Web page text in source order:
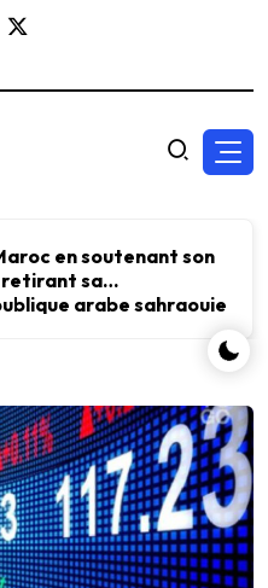
en soutenant son
retirant sa
arabe sahraouie